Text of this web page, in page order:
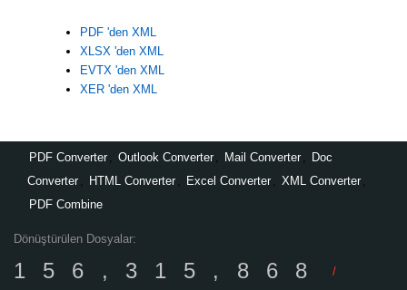
PDF 'den XML
XLSX 'den XML
EVTX 'den XML
XER 'den XML
PDF Converter Outlook Converter Mail Converter
Doc
Converter
HTML Converter Excel Converter XML Converter
PDF Combine
Dönüştürülen Dosyalar:
156,315,868
/